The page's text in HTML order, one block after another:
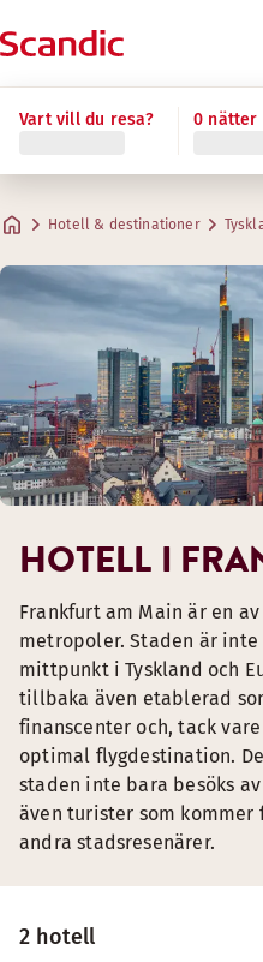
Vart vill du resa? 0 nätter
Hotell & destinationer
2 hotell
HOTELL I
Frankfurt am Main är en
metropoler. Staden är inte
mittpunkt i Tyskland och
tillbaka även etablerad
finanscenter och, tack
optimal flygdestination.
staden inte bara besöks
även turister som kommer
andra stadsresenärer.